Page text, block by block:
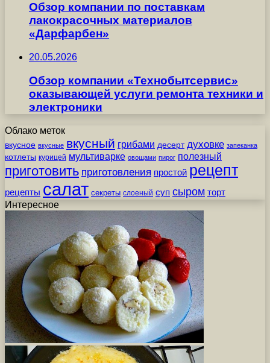
Обзор компании по поставкам
лакокрасочных материалов
«Дарфарбен»
20.05.2026
Обзор компании «Технобытсервис»
оказывающей услуги ремонта техники и
электроники
Облако меток
вкусное вкусные вкусный грибами десерт духовке запеканка
котлеты курицей мультиварке овощами пирог полезный
приготовить приготовления простой рецепт
рецепты салат секреты слоеный суп сыром торт
Интересное